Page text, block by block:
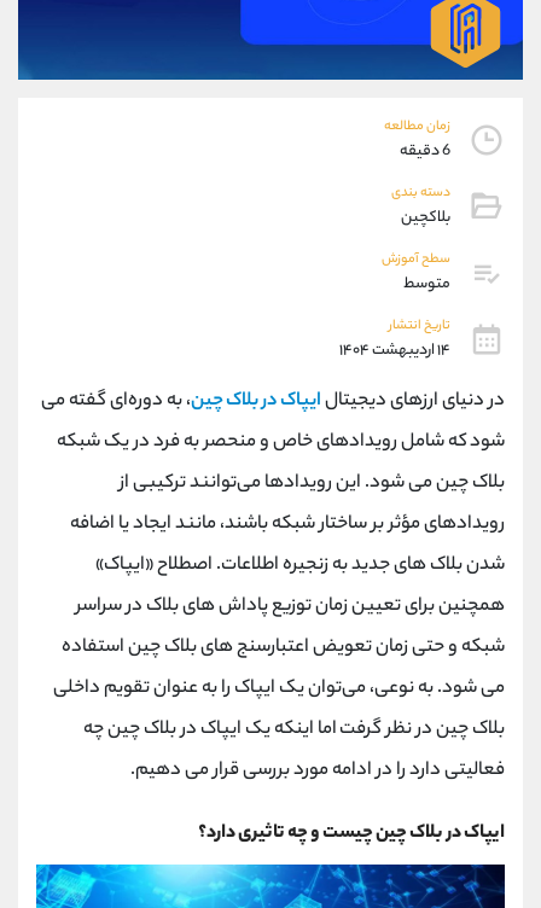
زمان مطالعه
6 دقیقه
دسته بندی
بلاکچین
سطح آموزش
متوسط
تاریخ انتشار
۱۴ اردیبهشت ۱۴۰۴
در دنیای ارزهای دیجیتالایپاک در بلاک چین، به دوره‌ای گفته می
شود که شامل رویدادهای خاص و منحصر به فرد در یک شبکه
بلاک چین می ‌شود. این رویدادها می‌توانند ترکیبی از
رویدادهای مؤثر بر ساختار شبکه باشند، مانند ایجاد یا اضافه
شدن بلاک ‌های جدید به زنجیره اطلاعات. اصطلاح «ایپاک»
همچنین برای تعیین زمان توزیع پاداش ‌های بلاک در سراسر
شبکه و حتی زمان تعویض اعتبارسنج ‌های بلاک چین استفاده
می ‌شود. به نوعی، می‌توان یک ایپاک را به عنوان تقویم داخلی
بلاک چین در نظر گرفت اما اینکه یک ایپاک در بلاک چین چه
فعالیتی دارد را در ادامه مورد بررسی قرار می دهیم.
ایپاک در بلاک چین چیست و چه تاثیری دارد؟
واتساپ
تلگرام
پشتیبان فروش
موبایل
اطلاعات تماس
تلفن 021-22021030
021-22021040
بدون پیش شماره
اینستاگرام @alireza.mehrabii
کانال تلگرام @alirezamehrabi_com
@alirezamehrabi_official